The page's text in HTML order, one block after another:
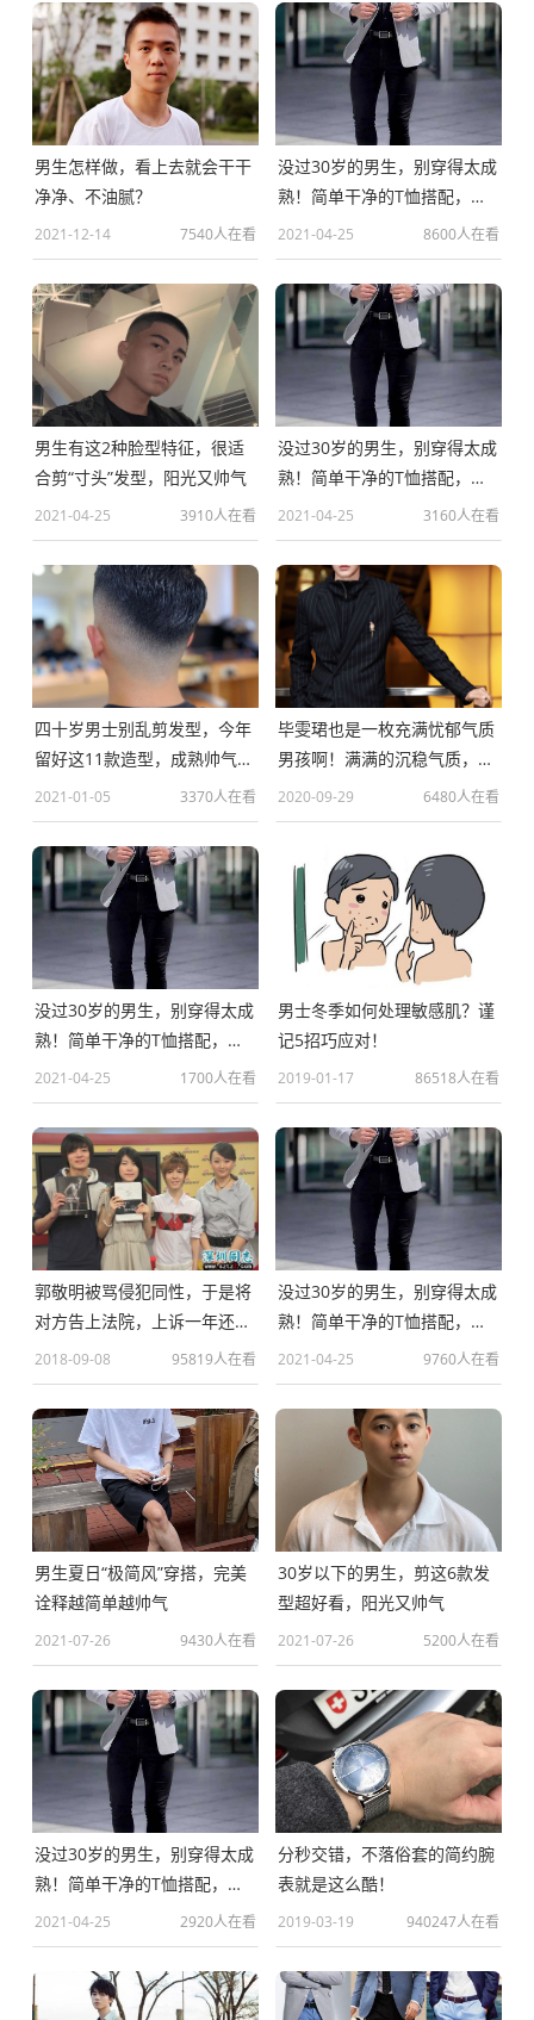
男生怎样做，看上去就会干干
净净、不油腻？
2021-12-14 7540人在看
没过30岁的男生，别穿得太成
熟！简单干净的T恤搭配，帅
气又减龄
2021-04-25 8600人在看
男生有这2种脸型特征，很适
合剪“寸头”发型，阳光又帅气
2021-04-25 3910人在看
没过30岁的男生，别穿得太成
熟！简单干净的T恤搭配，帅
气又减龄
2021-04-25 3160人在看
四十岁男士别乱剪发型，今年
留好这11款造型，成熟帅气不
显老
2021-01-05 3370人在看
毕雯珺也是一枚充满忧郁气质
男孩啊！满满的沉稳气质，尽
显绅士
2020-09-29 6480人在看
没过30岁的男生，别穿得太成
熟！简单干净的T恤搭配，帅
气又减龄
2021-04-25 1700人在看
男士冬季如何处理敏感肌？谨
记5招巧应对！
2019-01-17 86518人在看
郭敬明被骂侵犯同性，于是将
对方告上法院，上诉一年还是
被驳回了
2018-09-08 95819人在看
没过30岁的男生，别穿得太成
熟！简单干净的T恤搭配，帅
气又减龄
2021-04-25 9760人在看
男生夏日“极简风”穿搭，完美
诠释越简单越帅气
2021-07-26 9430人在看
30岁以下的男生，剪这6款发
型超好看，阳光又帅气
2021-07-26 5200人在看
没过30岁的男生，别穿得太成
熟！简单干净的T恤搭配，帅
气又减龄
2021-04-25 2920人在看
分秒交错，不落俗套的简约腕
表就是这么酷！
2019-03-19 940247人在看